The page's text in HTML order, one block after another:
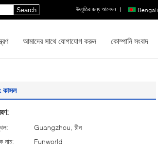
Bengali
উদ্ধৃতির জন্য আবেদন |
Search
আমাদের সাথে যোগাযোগ করুন কোম্পানি সংবাদ
কাসল
Guangzhou, চীন
নাম:
Funworld